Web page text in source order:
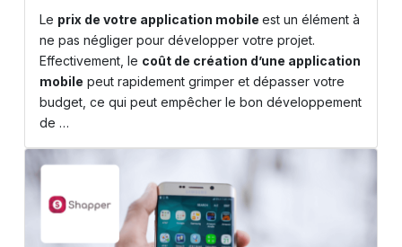
Le prix de votre application mobile est un élément à
ne pas négliger pour développer votre projet.
Effectivement, le coût de création d’une application
mobile peut rapidement grimper et dépasser votre
budget, ce qui peut empêcher le bon développement
de …